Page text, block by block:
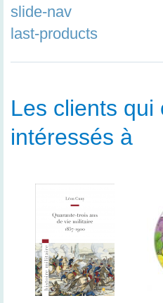
slide-nav
last-products
Les clients
intéressés à